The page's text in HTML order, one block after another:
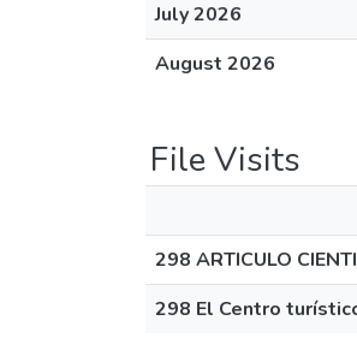
July 2026
August 2026
File Visits
298 ARTICULO
298 El Centro